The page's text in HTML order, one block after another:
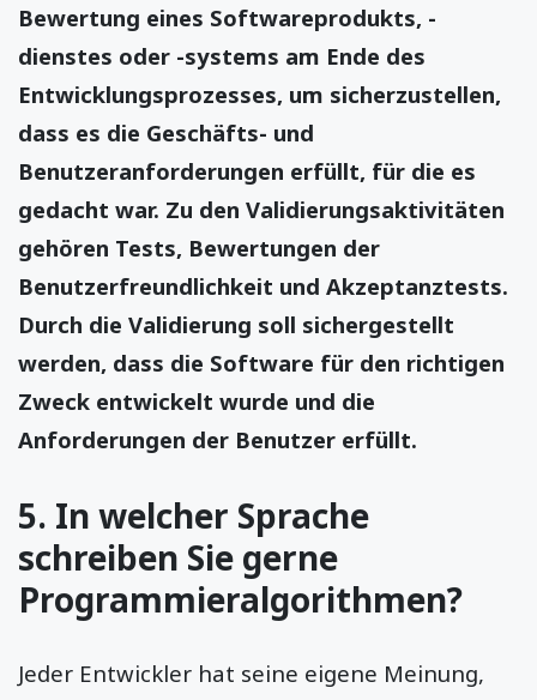
Bewertung eines Softwareprodukts, -
dienstes oder -systems am Ende des
Entwicklungsprozesses, um sicherzustellen,
dass es die Geschäfts- und
Benutzeranforderungen erfüllt, für die es
gedacht war. Zu den Validierungsaktivitäten
gehören Tests, Bewertungen der
Benutzerfreundlichkeit und Akzeptanztests.
Durch die Validierung soll sichergestellt
werden, dass die Software für den richtigen
Zweck entwickelt wurde und die
Anforderungen der Benutzer erfüllt.
5. In welcher Sprache
schreiben Sie gerne
Programmieralgorithmen?
Jeder Entwickler hat seine eigene Meinung,